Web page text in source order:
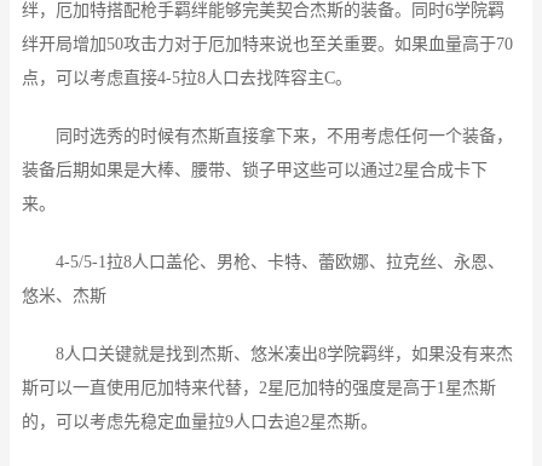
绊，厄加特搭配枪手羁绊能够完美契合杰斯的装备。同时6学院羁
绊开局增加50攻击力对于厄加特来说也至关重要。如果血量高于70
点，可以考虑直接4-5拉8人口去找阵容主C。
同时选秀的时候有杰斯直接拿下来，不用考虑任何一个装备，
装备后期如果是大棒、腰带、锁子甲这些可以通过2星合成卡下
来。
4-5/5-1拉8人口盖伦、男枪、卡特、蕾欧娜、拉克丝、永恩、
悠米、杰斯
8人口关键就是找到杰斯、悠米凑出8学院羁绊，如果没有来杰
斯可以一直使用厄加特来代替，2星厄加特的强度是高于1星杰斯
的，可以考虑先稳定血量拉9人口去追2星杰斯。